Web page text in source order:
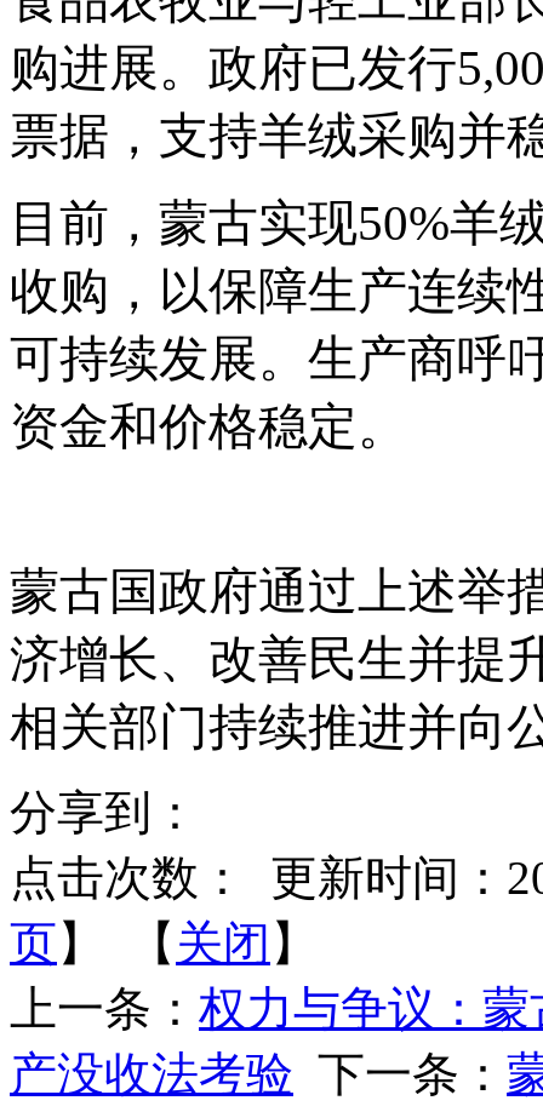
购进展。政府已发行
票据，支持羊绒采购并
目前，蒙古实现50%羊
收购，以保障生产连续
可持续发展。生产商呼
资金和价格稳定。
蒙古国政府通过上述举
济增长、改善民生并提
相关部门持续推进并向
分享到：
点击次数：
更新时间：
页】 【 关闭 】
上一条： 权力与争议：
产没收法考验 下一条：